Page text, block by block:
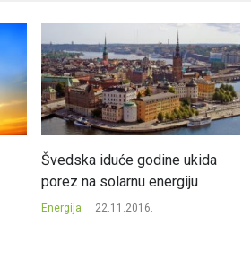
Švedska iduće godine ukida
porez na solarnu energiju
Energija 22.11.2016.